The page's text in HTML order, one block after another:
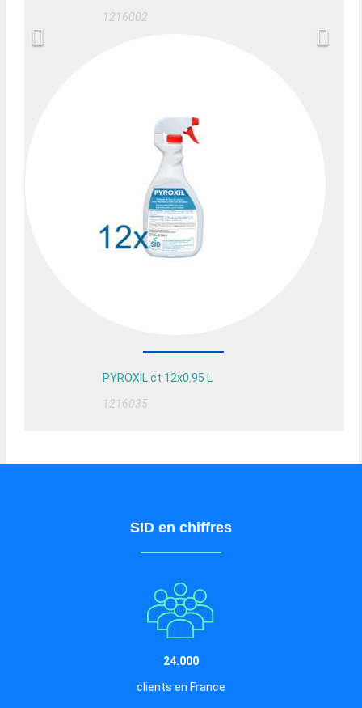
1216002
PYROXIL ct 12x0.95 L
1216035
SID en chiffres
24.000
clients en France